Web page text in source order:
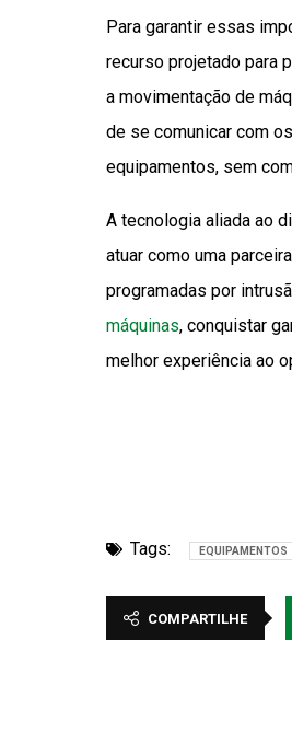
Para garantir essas
recurso projetado para
a movimentação de
de se comunicar com
equipamentos, sem
A tecnologia aliada ao
atuar como uma
programadas por
máquinas, conquistar
melhor experiência ao
Tags: EQUIPAMENTOS
COMPARTILHE